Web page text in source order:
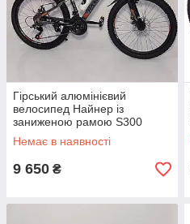
Гірський алюмінієвий
велосипед Найнер із
заниженою рамою S300
BLAST-NEW Діаметр коліс 29
Рама 18 зріст від 180 см
Немає в наявності
9 650 ₴